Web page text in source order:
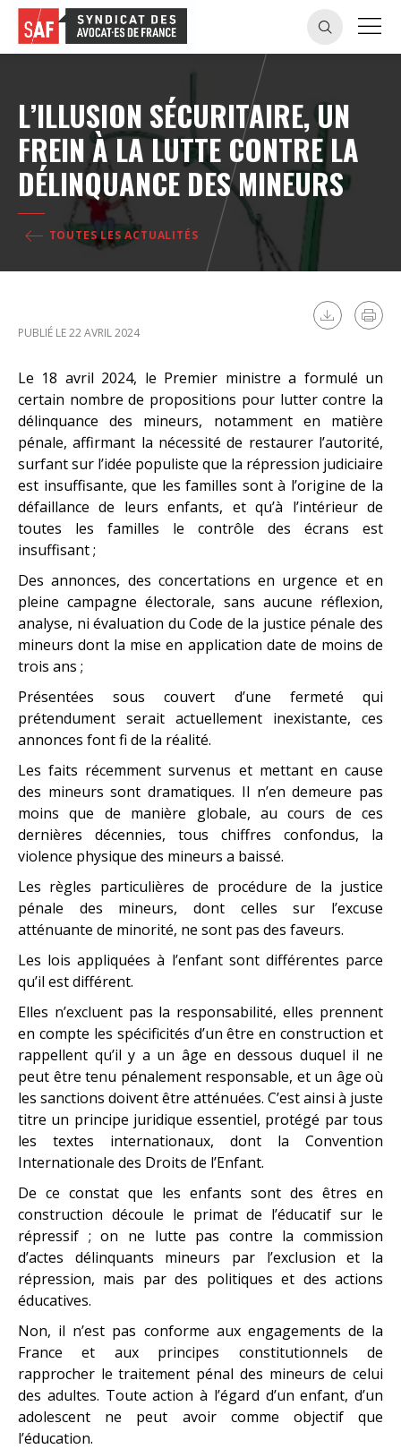
L’ILLUSION SÉCURITAIRE, UN
FREIN À LA LUTTE CONTRE LA
DÉLINQUANCE DES MINEURS
TOUTES LES ACTUALITÉS
PUBLIÉ LE 22 AVRIL 2024
Le 18 avril 2024, le Premier ministre a formulé un
certain nombre de propositions pour lutter contre la
délinquance des mineurs, notamment en matière
pénale, affirmant la nécessité de restaurer l’autorité,
surfant sur l’idée populiste que la répression judiciaire
est insuffisante, que les familles sont à l’origine de la
défaillance de leurs enfants, et qu’à l’intérieur de
toutes les familles le contrôle des écrans est
insuffisant ;
Des annonces, des concertations en urgence et en
pleine campagne électorale, sans aucune réflexion,
analyse, ni évaluation du Code de la justice pénale des
mineurs dont la mise en application date de moins de
trois ans ;
Présentées sous couvert d’une fermeté qui
prétendument serait actuellement inexistante, ces
annonces font fi de la réalité.
Les faits récemment survenus et mettant en cause
des mineurs sont dramatiques. Il n’en demeure pas
moins que de manière globale, au cours de ces
dernières décennies, tous chiffres confondus, la
violence physique des mineurs a baissé.
Les règles particulières de procédure de la justice
pénale des mineurs, dont celles sur l’excuse
atténuante de minorité, ne sont pas des faveurs.
Les lois appliquées à l’enfant sont différentes parce
qu’il est différent.
Elles n’excluent pas la responsabilité, elles prennent
en compte les spécificités d’un être en construction et
rappellent qu’il y a un âge en dessous duquel il ne
peut être tenu pénalement responsable, et un âge où
les sanctions doivent être atténuées. C’est ainsi à juste
titre un principe juridique essentiel, protégé par tous
les textes internationaux, dont la Convention
Internationale des Droits de l’Enfant.
De ce constat que les enfants sont des êtres en
construction découle le primat de l’éducatif sur le
répressif ; on ne lutte pas contre la commission
d’actes délinquants mineurs par l’exclusion et la
répression, mais par des politiques et des actions
éducatives.
Non, il n’est pas conforme aux engagements de la
France et aux principes constitutionnels de
rapprocher le traitement pénal des mineurs de celui
des adultes. Toute action à l’égard d’un enfant, d’un
adolescent ne peut avoir comme objectif que
l’éducation.